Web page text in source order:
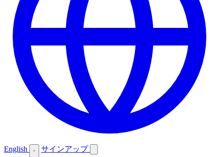
English サインアップ